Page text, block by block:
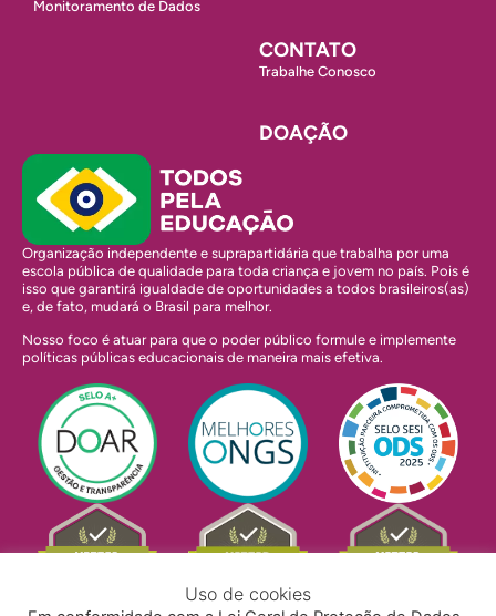
Monitoramento de Dados
CONTATO
Trabalhe Conosco
DOAÇÃO
Organização independente e suprapartidária que trabalha por uma
escola pública de qualidade para toda criança e jovem no país. Pois é
isso que garantirá igualdade de oportunidades a todos brasileiros(as)
e, de fato, mudará o Brasil para melhor.
Nosso foco é atuar para que o poder público formule e implemente
políticas públicas educacionais de maneira mais efetiva.
Uso de cookies